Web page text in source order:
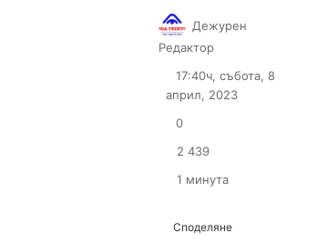
Дежурен
Редактор
Xemail
17:40ч, събота, 8
април, 2023
0
2 439
1 минута
Споделяне